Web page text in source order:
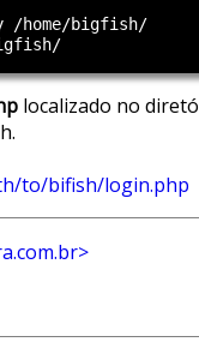
/home/bigfish/
localizado no
to/bifish/login.php